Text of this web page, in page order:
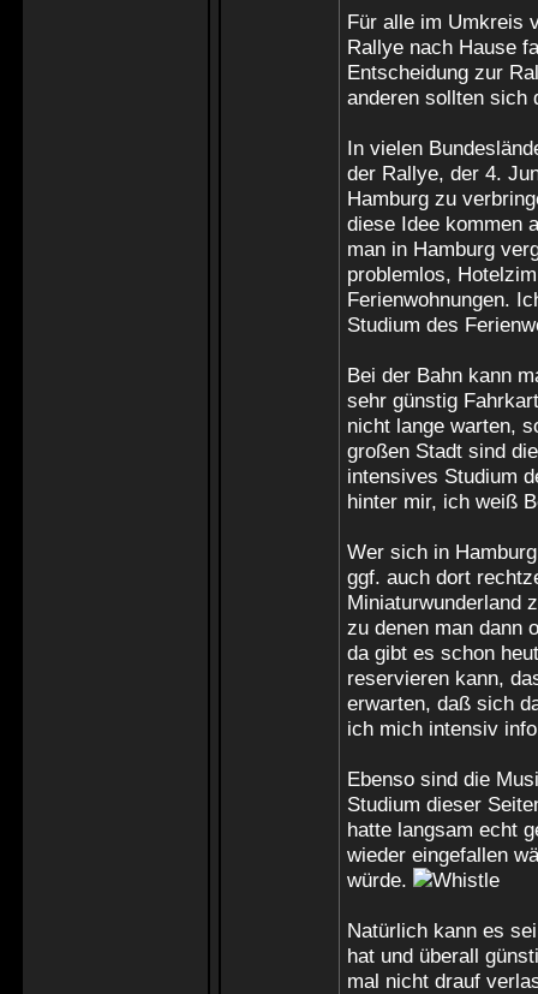
Für alle im Umkreis
Rallye nach Hause
Entscheidung zur
anderen sollten sich
In vielen
der Rallye, der 4.
Hamburg zu
diese Idee kommen
man in Hamburg
problemlos,
Ferienwohnungen.
Studium des
Bei der Bahn kann
sehr günstig
nicht lange warten,
großen Stadt sind
intensives Studium
hinter mir, ich weiß
Wer sich in
ggf. auch dort
Miniaturwunderland
zu denen man dann
da gibt es schon
reservieren kann,
erwarten, daß sich
ich mich intensiv
Ebenso sind die
Studium dieser
hatte langsam echt
wieder eingefallen
würde.
Natürlich kann es
hat und überall
mal nicht drauf